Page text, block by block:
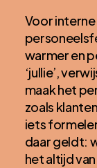
Voor
warmer en
‘jullie’,
maak het
zoals
iets
daar geldt:
het altijd